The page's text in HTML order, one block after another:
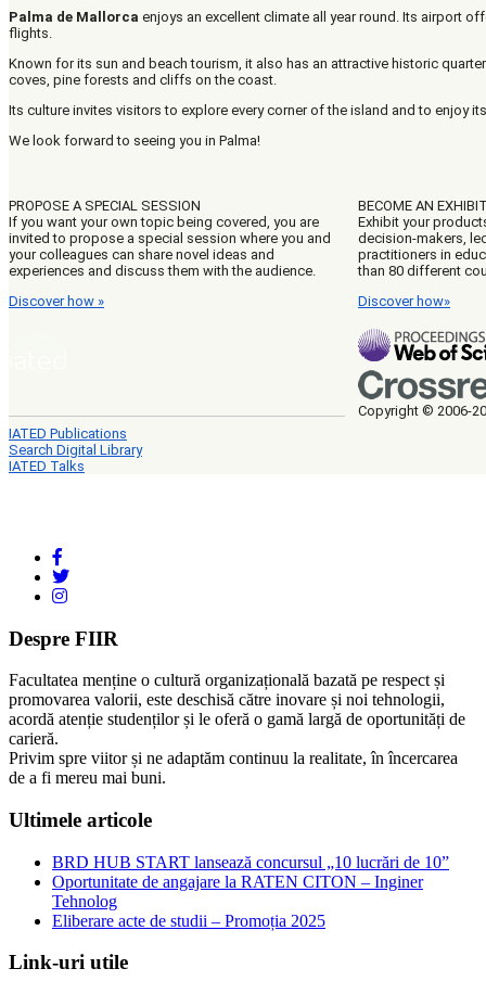
Palma de Mallorca enjoys an excellent climate all year round. Its airport
flights.
Known for its sun and beach tourism, it also has an attractive historic
coves, pine forests and cliffs on the coast.
Its culture invites visitors to explore every corner of the island and to enjoy
We look forward to seeing you in Palma!
PROPOSE A SPECIAL SESSION
If you want your own topic being covered, you are
invited to propose a special session where you and
your colleagues can share novel ideas and
experiences and discuss them with the audience.
Discover how »
BECOME AN
Exhibit your
decision-makers,
practitioners in
than 80 different
Discover how»
IATED Publications
Search Digital Library
IATED Talks
Copyright © 2006-
Despre FIIR
Facultatea menține o cultură organizațională bazată pe respect și
promovarea valorii, este deschisă către inovare și noi tehnologii,
acordă atenție studenților și le oferă o gamă largă de oportunități de
carieră.
Privim spre viitor și ne adaptăm continuu la realitate, în încercarea
de a fi mereu mai buni.
Ultimele articole
BRD HUB START lansează concursul „10 lucrări de 10”
Oportunitate de angajare la RATEN CITON – Inginer
Tehnolog
Eliberare acte de studii – Promoția 2025
Link-uri utile